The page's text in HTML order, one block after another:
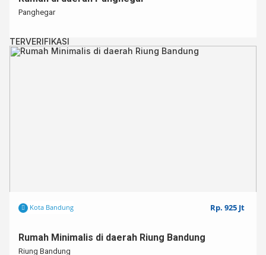
Panghegar
TERVERIFIKASI
Kota Bandung Rp. 925 Jt
Rumah Minimalis di daerah Riung Bandung⁣
Riung Bandung⁣